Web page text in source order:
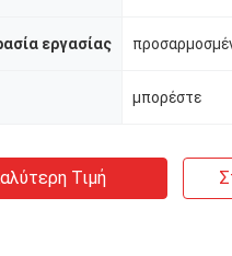
εργασίας
μπορέστε
Τιμή